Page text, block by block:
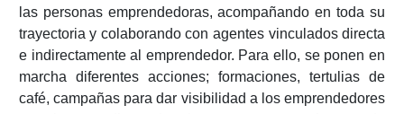
las personas emprendedoras, acompañando en toda su
trayectoria y colaborando con agentes vinculados directa
e indirectamente al emprendedor. Para ello, se ponen en
marcha diferentes acciones; formaciones, tertulias de
café, campañas para dar visibilidad a los emprendedores